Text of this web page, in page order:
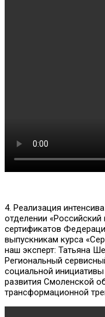
4. Реализация
отделении «Российский
сертификатов
выпускникам курса
наш эксперт: Татьяна
Региональный
социальной
развития Смоленской
трансформационной